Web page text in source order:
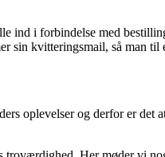
ind i forbindelse med
sin kvitteringsmail, så man
oplevelser og derfor er det